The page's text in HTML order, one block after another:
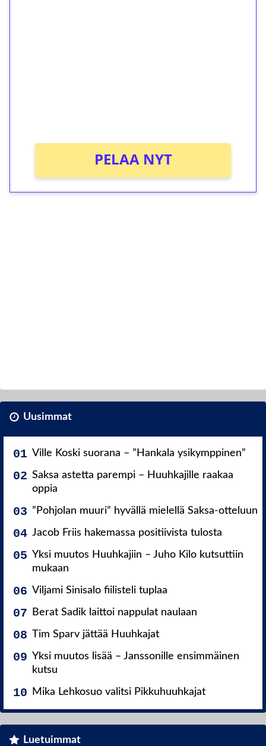
PELAA NYT
Uusimmat
Ville Koski suorana – ”Hankala ysikymppinen”
Saksa astetta parempi – Huuhkajille raakaa
oppia
”Pohjolan muuri” hyvällä mielellä Saksa-otteluun
Jacob Friis hakemassa positiivista tulosta
Yksi muutos Huuhkajiin – Juho Kilo kutsuttiin
mukaan
Viljami Sinisalo fiilisteli tuplaa
Berat Sadik laittoi nappulat naulaan
Tim Sparv jättää Huuhkajat
Yksi muutos lisää – Janssonille ensimmäinen
kutsu
Mika Lehkosuo valitsi Pikkuhuuhkajat
Luetuimmat